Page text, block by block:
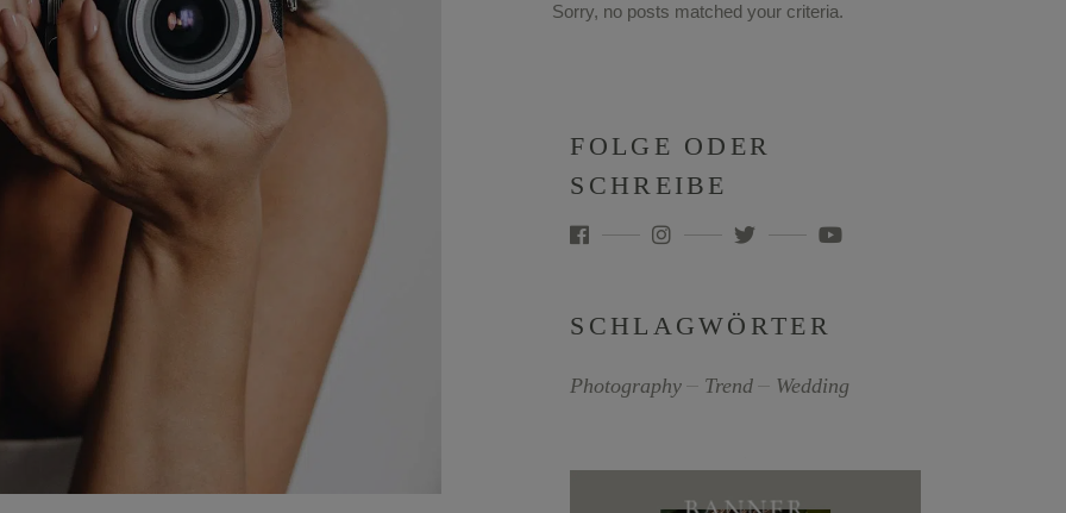
Sorry, no posts matched your criteria.
FOLGE ODER
SCHREIBE
SCHLAGWÖRTER
Photography Trend Wedding